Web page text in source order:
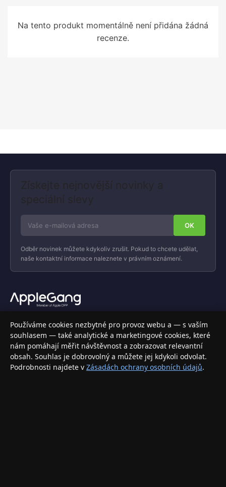
Na tento produkt momentálně není přidána žádná
recenze.
Získejte nejnovější novinky a
speciální slevy
Odběr novinek můžete kdykoliv zrušit. Pokud to chcete udělat,
naše kontaktní informace naleznete v právním oznámení.
Váš specializovaný obchod s Apple produkty, příslušenstvím a
elektronikou. Nakupujte bezpečně a s jistotou.
INFORMACE
Doprava a doručení
Používáme cookies nezbytné pro provoz webu a — s vaším
souhlasem — také analytické a marketingové cookies, které
nám pomáhají měřit návštěvnost a zobrazovat relevantní
obsah. Souhlas je dobrovolný a můžete jej kdykoli odvolat.
Podrobnosti najdete v Zásadách ochrany osobních údajů.